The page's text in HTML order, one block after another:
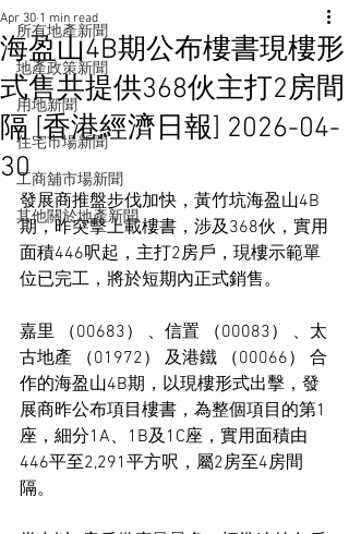
所有地產新聞
地產政策新聞
用地新聞
住宅市場新聞
工商舖市場新聞
其他關於地產新聞
海盈山4B期公布樓書現樓形
式售共提供368伙主打2房間
隔 [香港經濟日報] 2026-04-
30
Apr 30 1 min read
發展商推盤步伐加快，黃竹坑海盈山4B
期，昨突擊上載樓書，涉及368伙，實用
面積446呎起，主打2房戶，現樓示範單
位已完工，將於短期內正式銷售。
嘉里 （00683） 、信置 （00083） 、太
古地產 （01972） 及港鐵 （00066） 合
作的海盈山4B期，以現樓形式出擊，發
展商昨公布項目樓書，為整個項目的第1
座，細分1A、1B及1C座，實用面積由
446平至2,291平方呎，屬2房至4房間
隔。